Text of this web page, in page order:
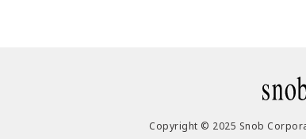
Copyright © 2025 Snob